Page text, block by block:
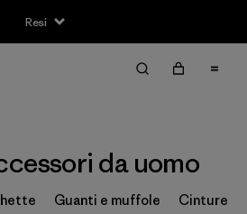
Resi
da uomo
Guanti e muffole Cinture